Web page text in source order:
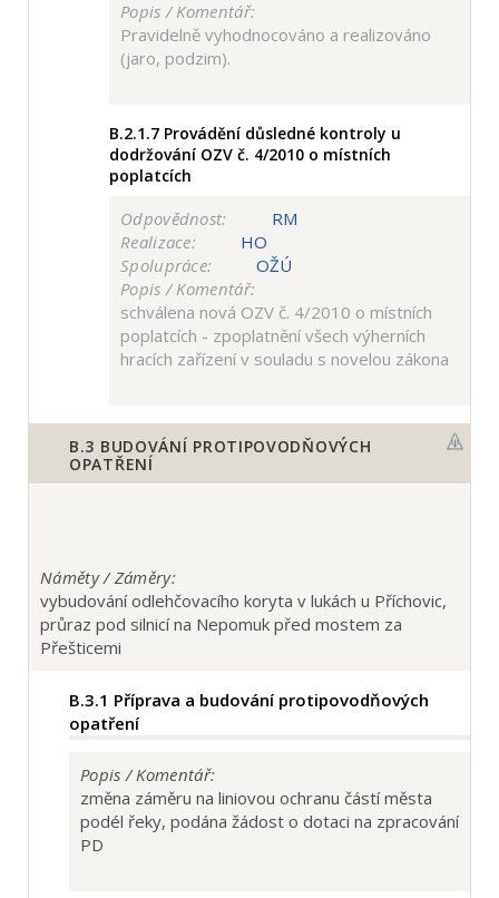
Popis / Komentář:
Pravidelně vyhodnocováno a realizováno
(jaro, podzim).
B.2.1.7 Provádění důsledné kontroly u
dodržování OZV č. 4/2010 o místních
poplatcích
Odpovědnost:
RM
Realizace:
HO
Spolupráce:
OŽÚ
Popis / Komentář:
schválena nová OZV č. 4/2010 o místních
poplatcích - zpoplatnění všech výherních
hracích zařízení v souladu s novelou zákona
B.3 BUDOVÁNÍ PROTIPOVODŇOVÝCH
OPATŘENÍ
Náměty / Záměry:
vybudování odlehčovacího koryta v lukách u Příchovic,
průraz pod silnicí na Nepomuk před mostem za
Přešticemi
B.3.1 Příprava a budování protipovodňových
opatření
Popis / Komentář:
změna záměru na liniovou ochranu částí města
podél řeky, podána žádost o dotaci na zpracování
PD